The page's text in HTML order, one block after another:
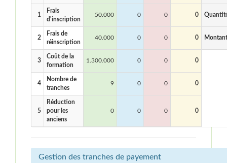
1
Frais
d'inscription
50.000 0 0 0
2
Frais de
réinscription
40.000 0 0 0 Montant
3
Coût de la
formation
1.300.000 0 0 0
4
Nombre de
tranches
9 0 0 0
5
Réduction
pour les
anciens
0 0 0 0
Gestion des tranches de payement